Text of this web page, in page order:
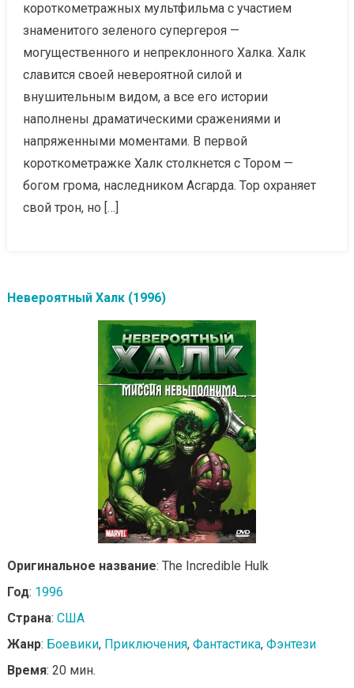
короткометражных мультфильма с участием
знаменитого зеленого супергероя —
могущественного и непреклонного Халка. Халк
славится своей невероятной силой и
внушительным видом, а все его истории
наполнены драматическими сражениями и
напряженными моментами. В первой
короткометражке Халк столкнется с Тором —
богом грома, наследником Асгарда. Тор охраняет
свой трон, но […]
Невероятный Халк (1996)
Оригинальное название: The Incredible Hulk
Год: 1996
Страна: США
Жанр: Боевики, Приключения, Фантастика, Фэнтези
Время: 20 мин.